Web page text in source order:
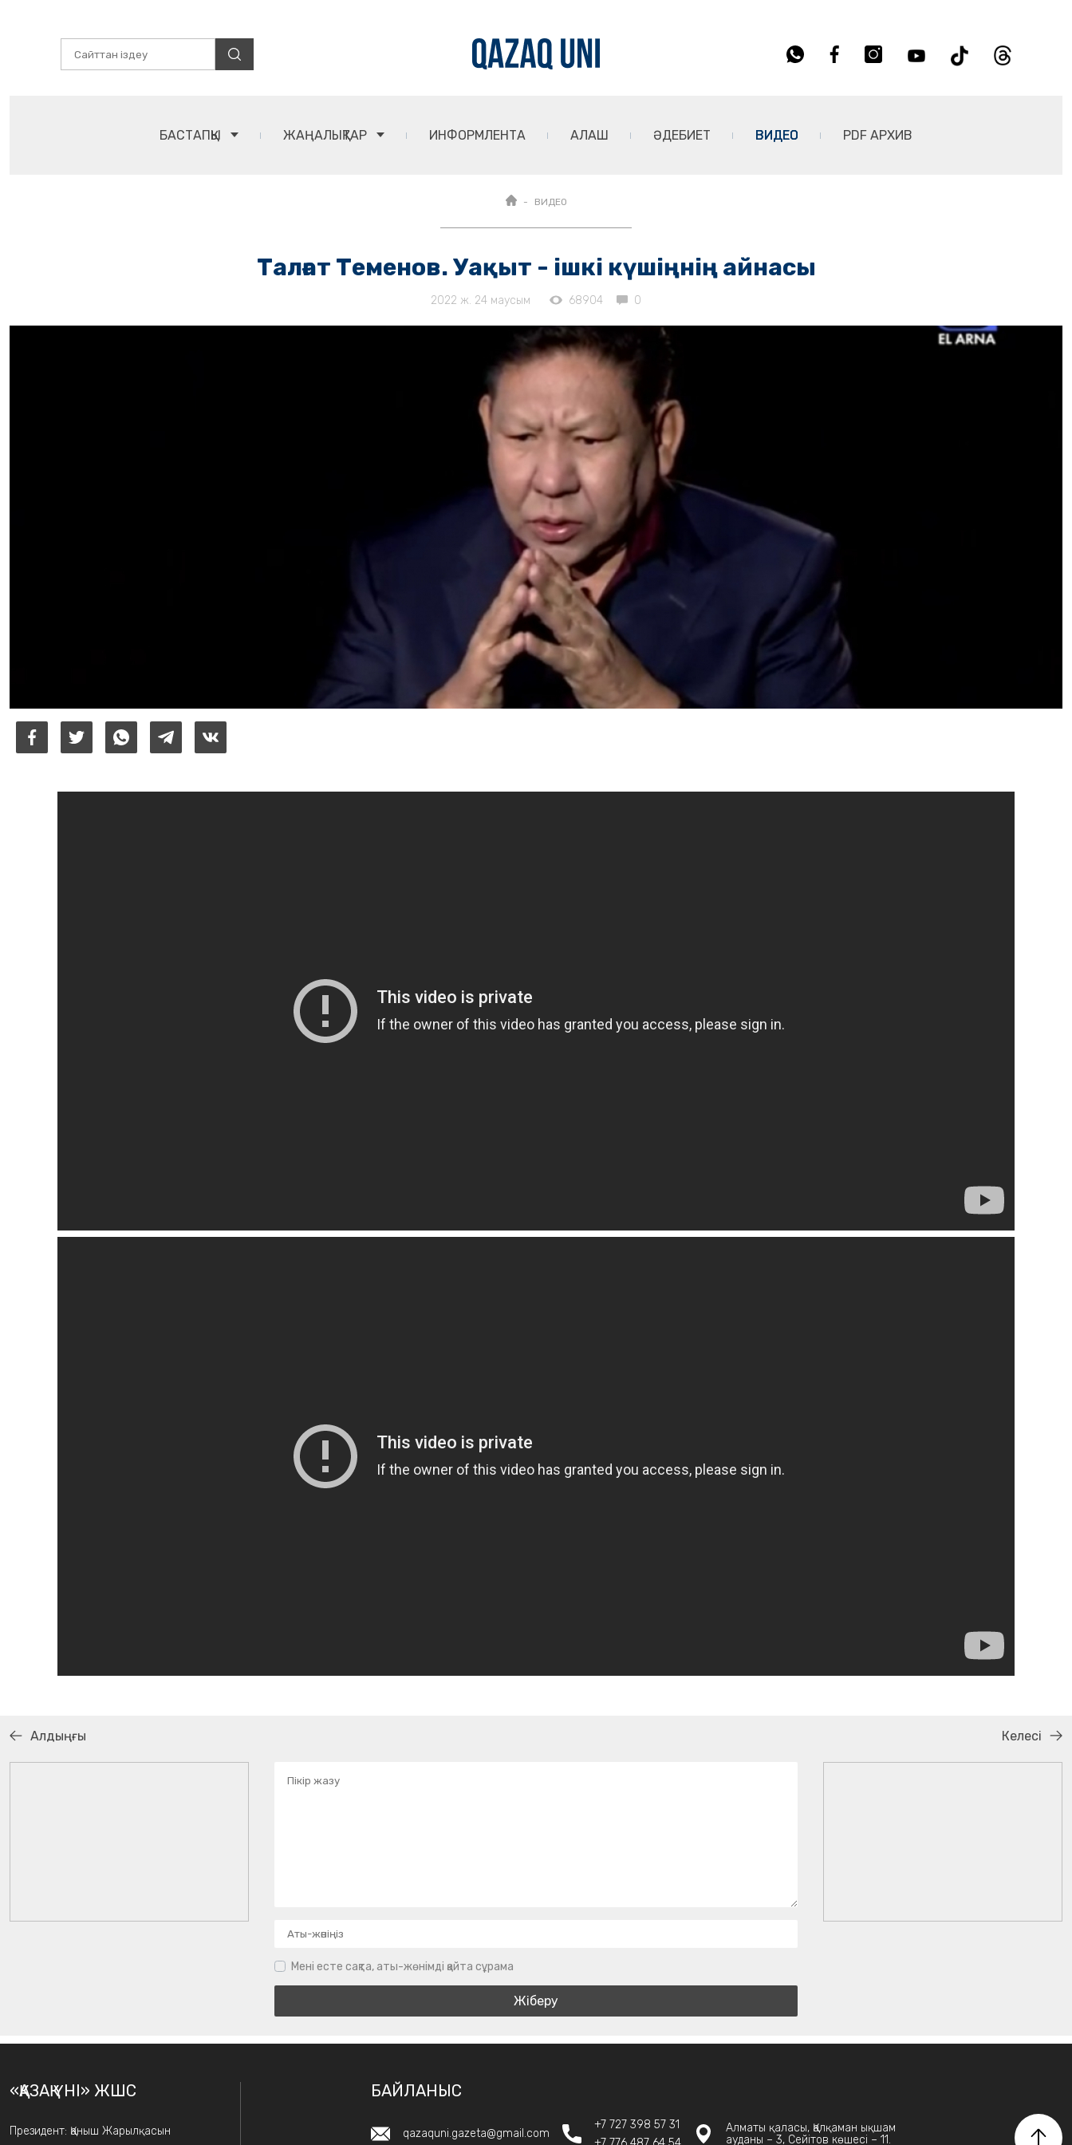
БАСТАПҚЫ ЖАҢАЛЫҚТАР ИНФОРМЛЕНТА АЛАШ ӘДЕБИЕТ ВИДЕО PDF АРХИВ
ВИДЕО
Талғат Теменов. Уақыт - ішкі күшіңнің айнасы
2022 ж. 24 маусым 68904 0
Алдыңғы Келесі
Мені есте сақта, аты-жөнімді қайта сұрама
«ҚАЗАҚ ҮНІ» ЖШС
Президент: Қаныш Жарылқасын
БАЙЛАНЫС
qazaquni.gazeta@gmail.com
+7 727 398 57 31
Алматы қаласы, Қалқаман ықшам
ауданы – 3, Сейітов көшесі – 11.